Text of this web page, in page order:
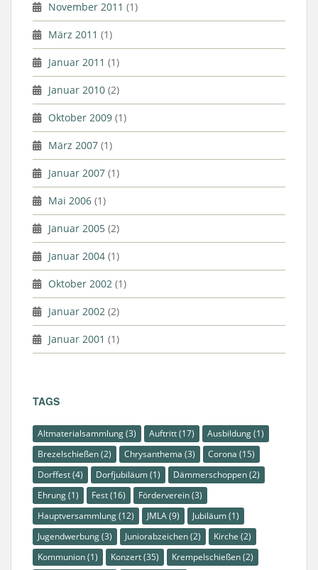
November 2011 (1)
März 2011 (1)
Januar 2011 (1)
Januar 2010 (2)
Oktober 2009 (1)
März 2007 (1)
Januar 2007 (1)
Mai 2006 (1)
Januar 2005 (2)
Januar 2004 (1)
Oktober 2002 (1)
Januar 2002 (2)
Januar 2001 (1)
TAGS
Altmaterialsammlung(3) Auftritt(17) Ausbildung(1)
Brezelschießen(2) Chrysanthema (3) Corona (15)
Dorffest(4) Dorfjubiläum(1) Dämmerschoppen(2)
Ehrung(1) Fest(16) Förderverein(3)
Hauptversammlung(12) JMLA(9) Jubiläum(1)
Jugendwerbung(3) Juniorabzeichen(2) Kirche (2)
Kommunion(1) Konzert(35) Krempelschießen(2)